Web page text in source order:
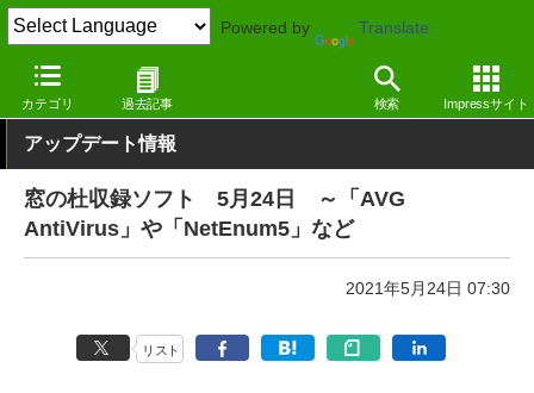
Powered by Translate
カテゴリ 過去記事 検索 Impressサイト
窓の杜 その他の話題 アップデート
アップデート情報
窓の杜収録ソフト 5月24日 ～「AVG
AntiVirus」や「NetEnum5」など
2021年5月24日 07:30
リスト